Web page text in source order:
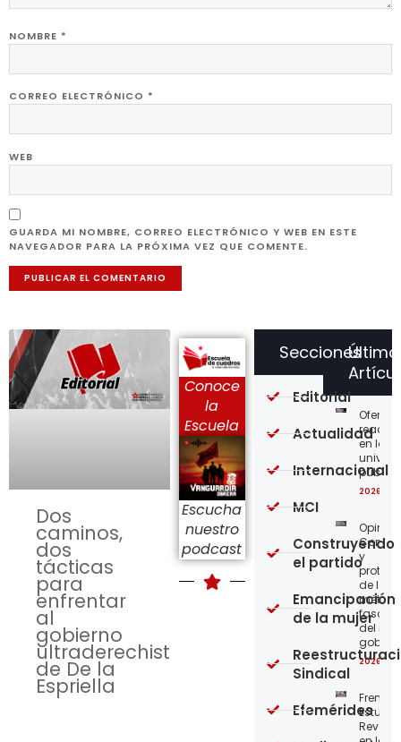
NOMBRE *
CORREO ELECTRÓNICO *
WEB
GUARDA MI NOMBRE, CORREO ELECTRÓNICO Y WEB EN ESTE
NAVEGADOR PARA LA PRÓXIMA VEZ QUE COMENTE.
Dos
caminos,
dos
tácticas
para
enfrentar
al
gobierno
ultraderechista
de De la
Espriella
Conoce
la
Escuela
Escucha
nuestro
podcast
en las
2026-
y
de los
del
2026-
Frente
Secciones
Editorial
Actualidad
Internacional
MCI
Construyendo
el partido
Emancipación
de la mujer
Sindical
Efemérides